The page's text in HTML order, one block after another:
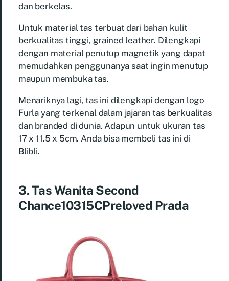
dan berkelas.
Untuk material tas terbuat dari bahan kulit
berkualitas tinggi, grained leather. Dilengkapi
dengan material penutup magnetik yang dapat
memudahkan penggunanya saat ingin menutup
maupun membuka tas.
Menariknya lagi, tas ini dilengkapi dengan logo
Furla yang terkenal dalam jajaran tas berkualitas
dan branded di dunia. Adapun untuk ukuran tas
17 x 11.5 x 5cm. Anda bisa membeli tas ini di
Blibli.
3. Tas Wanita Second
Chance10315CPreloved Prada